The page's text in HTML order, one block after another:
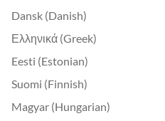
Dansk (Danish)
Ελληνικά (Greek)
Eesti (Estonian)
Suomi (Finnish)
Magyar (Hungarian)